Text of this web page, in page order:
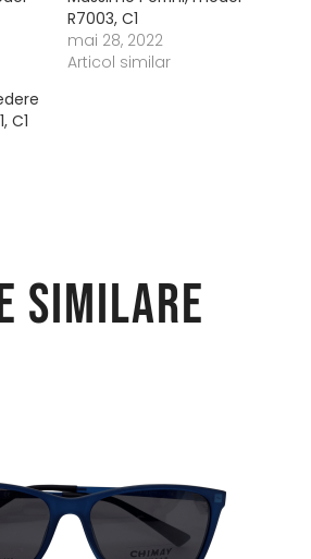
R7003, C1
mai 28, 2022
Articol similar
C1
similare